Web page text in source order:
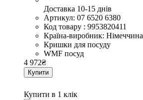
Доставка 10-15 днів
Артикул: 07 6520 6380
Код товару : 9953820411
Країна-виробник: Німеччина
Кришки для посуду
WMF посуд
4 972₴
Купити
Купити в 1 клік